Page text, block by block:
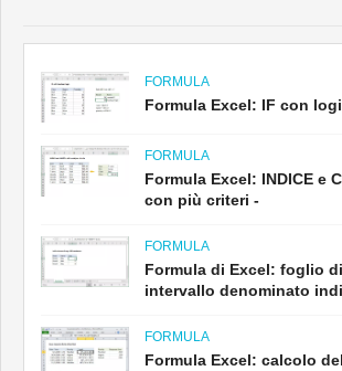
FORMULA
Formula Excel: IF con
FORMULA
Formula Excel: INDICE e
con più criteri -
FORMULA
Formula di Excel: foglio
intervallo denominato
FORMULA
Formula Excel: calcolo